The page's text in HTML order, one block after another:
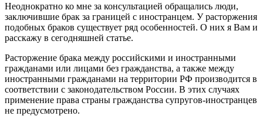
Неоднократно ко мне за консультацией обращались люди,
заключившие брак за границей с иностранцем. У расторжения
подобных браков существует ряд особенностей. О них я Вам и
расскажу в сегодняшней статье.
Расторжение брака между российскими и иностранными
гражданами или лицами без гражданства, а также между
иностранными гражданами на территории РФ производится в
соответствии с законодательством России. В этих случаях
применение права страны гражданства супругов-иностранцев
не предусмотрено.